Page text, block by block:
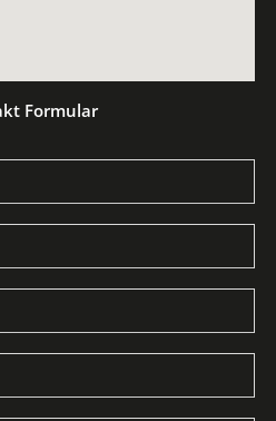
Formular